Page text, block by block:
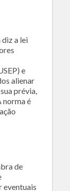
a lei
e
alienar
prévia,
norma é
de
eventuais